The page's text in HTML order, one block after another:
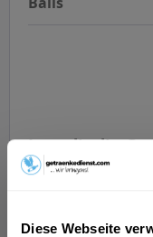
Diese Webseite
Lass dir die
Hause oder ins
München. Dort